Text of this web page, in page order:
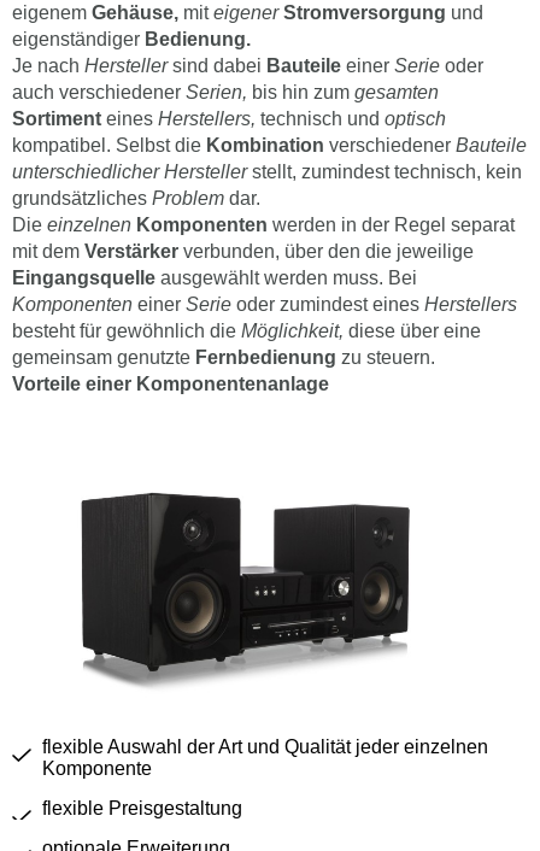
eigenem Gehäuse, miteigener Stromversorgung und
eigenständiger Bedienung.
Je nach Herstellersind dabei Bauteile einer Serie oder
auch verschiedener Serien, bis hin zum gesamten
Sortiment eines Herstellers, technisch und optisch
kompatibel. Selbst die Kombination verschiedener Bauteile
unterschiedlicher Herstellerstellt, zumindest technisch, kein
grundsätzliches Problem dar.
Die einzelnen Komponenten werden in der Regel separat
mit dem Verstärker verbunden, über den die jeweilige
Eingangsquelle ausgewählt werden muss. Bei
Komponenten einer Serie oder zumindest eines Herstellers
besteht für gewöhnlich die Möglichkeit, diese über eine
gemeinsam genutzte Fernbedienung zu steuern.
Vorteile einer Komponentenanlage
flexible Auswahl der Art und Qualität jeder einzelnen
Komponente
flexible Preisgestaltung